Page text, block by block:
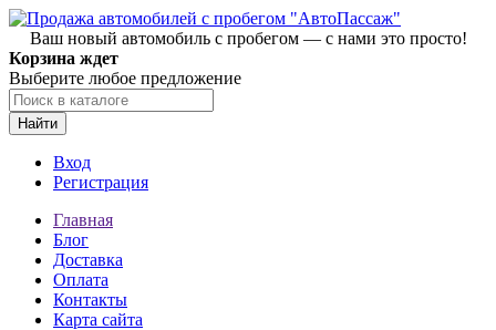
Ваш новый автомобиль с пробегом — с нами это просто!
Корзина ждет
Выберите любое предложение
Найти
Вход
Регистрация
Главная
Блог
Доставка
Оплата
Контакты
Карта сайта